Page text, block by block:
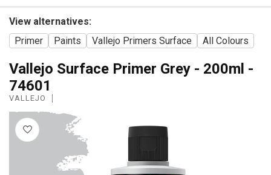
View alternatives:
Primer
Paints Vallejo Primers Surface All Colours
Vallejo Surface Primer Grey - 200ml -
74601
VALLEJO